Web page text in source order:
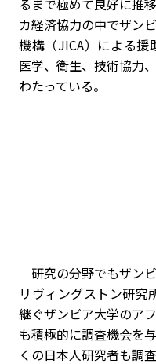
るまで極めて良好に推
カ経済協力の中でザン
機構（JICA）による
医学、衛生、技術協力
わたっている。
研究の分野でもザン
リヴィングストン研究
継ぐザンビア大学のア
も積極的に調査機会を
くの日本人研究者も調